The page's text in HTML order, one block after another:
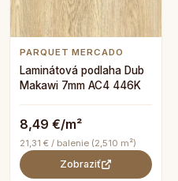
PARQUET MERCADO
Laminátová podlaha Dub
Makawi 7mm AC4 446K
8,49 €/m²
21,31 € / balenie (2,510 m²)
Zobraziť